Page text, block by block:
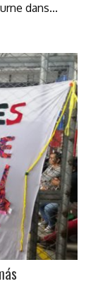
dans...